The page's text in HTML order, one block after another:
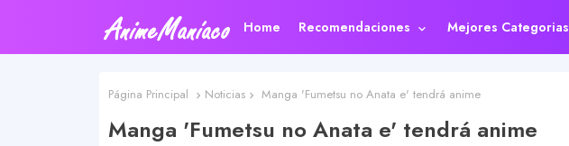
Home Recomendaciones Mejores Categorias
Página Principal Noticias Manga 'Fumetsu no Anata e' tendrá anime
Manga 'Fumetsu no Anata e' tendrá anime